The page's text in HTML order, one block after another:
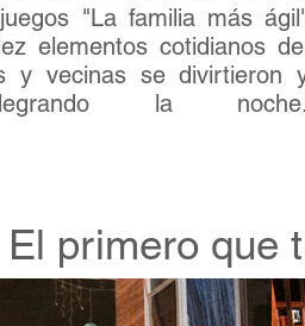
"La familia más
elementos cotidianos
y vecinas se divirtieron
la
primero que